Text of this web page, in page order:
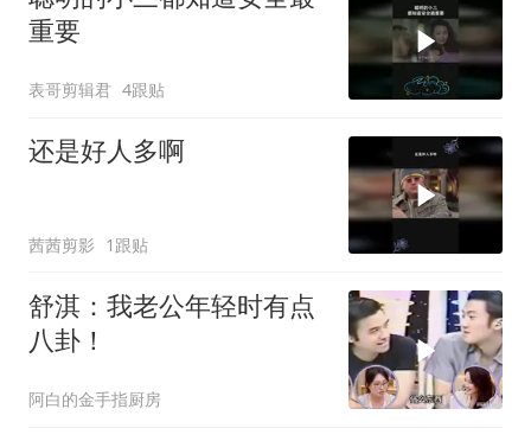
重要
表哥剪辑君 4跟贴
还是好人多啊
茜茜剪影 1跟贴
舒淇：我老公年轻时有点
八卦！
阿白的金手指厨房